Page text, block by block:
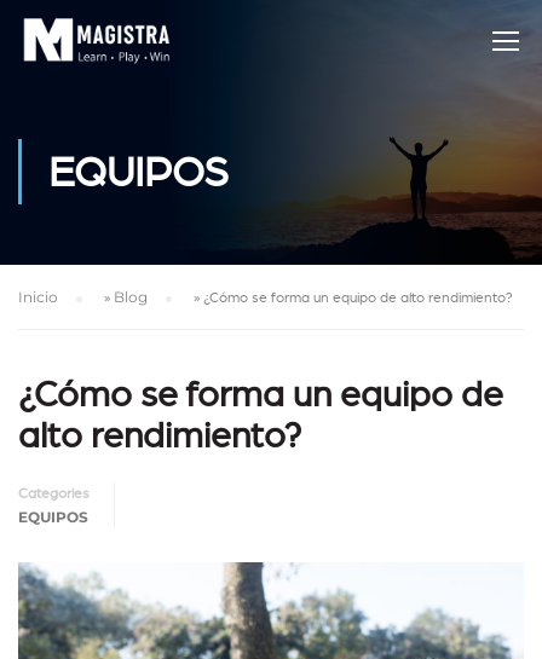
EQUIPOS
Inicio » Blog » ¿Cómo se forma un equipo de alto rendimiento?
¿Cómo se forma un equipo de
alto rendimiento?
Categories
EQUIPOS